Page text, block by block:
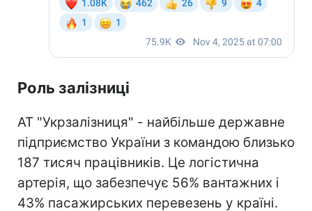
Роль залізниці
АТ "Укрзалізниця" - найбільше державне
підприємство України з командою близько
187 тисяч працівників. Це логістична
артерія, що забезпечує 56% вантажних і
43% пасажирських перевезень у країні.